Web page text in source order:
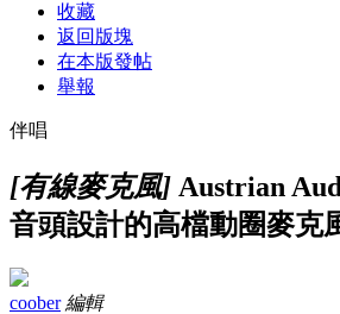
收藏
返回版塊
在本版發帖
舉報
伴唱
[有線麥克風] Austrian
音頭設計的高檔動圈麥克
coober 編輯